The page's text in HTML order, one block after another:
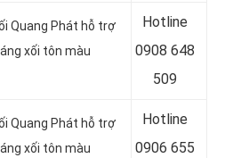
Quang Phát hỗ trợ
xối tôn màu
Hotline
0908 648
509
Quang Phát hỗ trợ
xối tôn màu
Hotline
0906 655